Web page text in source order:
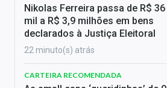
Nikolas Ferreira passa de R$ 36
mil a R$ 3,9 milhões em bens
declarados à Justiça Eleitoral
22 minuto(s) atrás
CARTEIRA RECOMENDADA